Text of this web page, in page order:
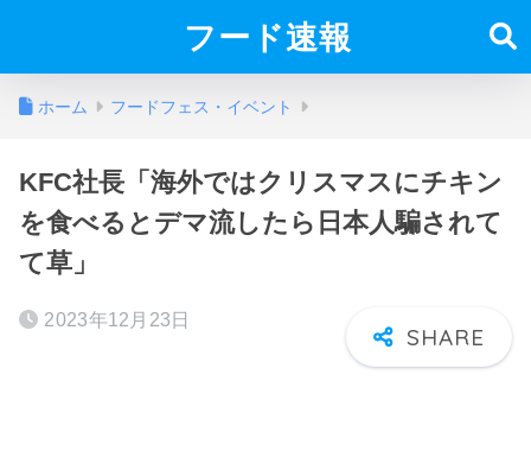
フード速報
ホーム フードフェス・イベント
KFC社長「海外ではクリスマスにチキン
を食べるとデマ流したら日本人騙されて
て草」
2023年12月23日